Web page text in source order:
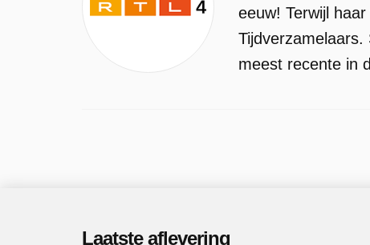
eeuw! Terwijl
meest recente in
Laatste aflevering